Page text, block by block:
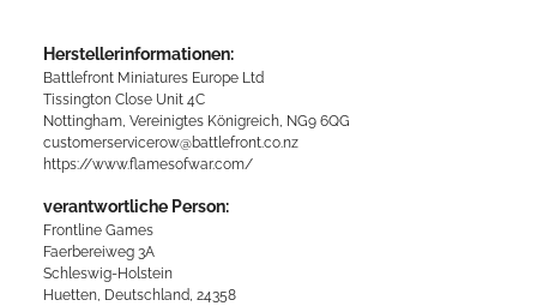
Herstellerinformationen:
Battlefront Miniatures Europe Ltd
Tissington Close Unit 4C
Nottingham, Vereinigtes Königreich, NG9 6QG
customerservicerow@battlefront.co.nz
https://www.flamesofwar.com/
verantwortliche Person:
Frontline Games
Faerbereiweg 3A
Schleswig-Holstein
Huetten, Deutschland, 24358